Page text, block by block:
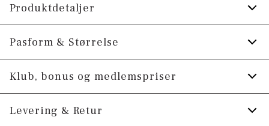
Produktdetaljer
Lavet med Superflex, der giver ekstra
elasticitet og komfort.
Lukkes med lynlås.
To åbne sidelommer.
Lavet i bomuldsfløjl.
Pasform & Størrelse
Fit:Regular fit
stram.
Klub, bonus og medlemspriser
Tilmeld dig Klub Tøjeksperten helt gratis.
Levering & Retur